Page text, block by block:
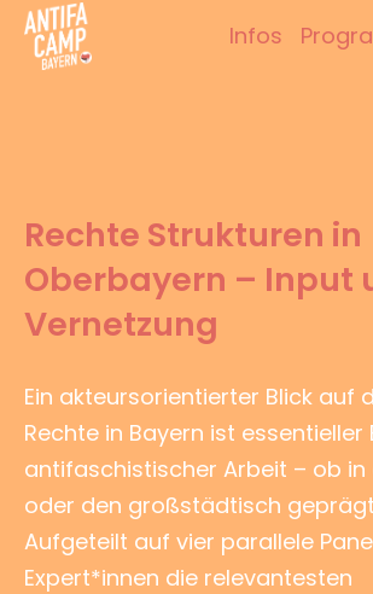
Zum
Inhalt
Infos
Rechte Strukturen in
Oberbayern – Input
Vernetzung
Ein akteursorientierter Blick auf
Rechte in Bayern ist essentieller
antifaschistischer Arbeit – ob in
oder den großstädtisch
Aufgeteilt auf vier parallele
Expert*innen die relevantesten